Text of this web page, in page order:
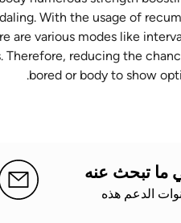
With the usage of
are various modes like
Therefore, reducing the
bored or body to show
ما تبحث عنه
الدعم هذه